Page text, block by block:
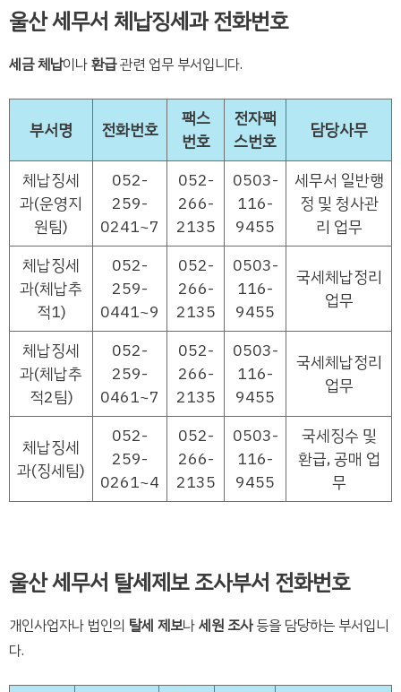
울산 세무서 체납징세과 전화번호
세금 체납이나환급관련 업무 부서입니다.
부서명 전화번호
팩스
번호
전자팩
스번호
담당사무
체납징세
과(운영지
원팀)
052-
259-
0241~7
052-
266-
2135
0503-
116-
9455
세무서 일반행
정 및 청사관
리 업무
체납징세
과(체납추
적1)
052-
259-
0441~9
052-
266-
2135
0503-
116-
9455
국세체납정리
업무
체납징세
과(체납추
적2팀)
052-
259-
0461~7
052-
266-
2135
0503-
116-
9455
국세체납정리
업무
체납징세
과(징세팀)
052-
259-
0261~4
052-
266-
2135
0503-
116-
9455
국세징수 및
환급, 공매 업
무
울산 세무서 탈세제보 조사부서 전화번호
개인사업자나 법인의 탈세 제보나세원 조사등을 담당하는 부서입니
다.